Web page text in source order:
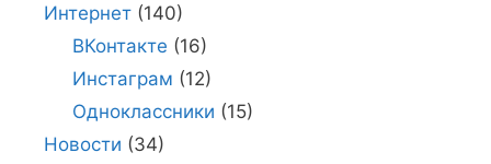
Интернет (140)
ВКонтакте (16)
Инстаграм (12)
Одноклассники (15)
Новости (34)